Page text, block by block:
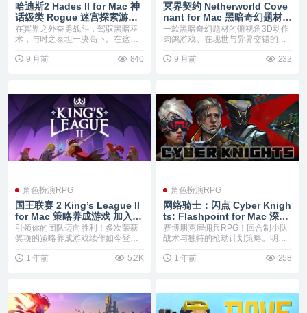
哈迪斯2 Hades II for Mac 神
话级类 Rogue 迷宫探索游戏
v1.133066
在冥界之外奋勇战斗，驾驭黑暗巫
术，与时之泰坦一决高下。在这款
9 月前
840
冥界契约 Netherworld Cove
nant for Mac 黑暗奇幻题材的
俯视角3D动作肉鸽游戏 v1.0.2
一款黑暗奇幻题材的俯视角3D动作
肉鸽游戏。在现世与异界交错的深
9 月前
232
角色扮演RPG
国王联赛 2 King’s League II
for Mac 策略养成游戏 加入国
王联赛，蓄势迎战！v4.0.0
引领你的团队迈向胜利！多次荣获
奖项的策略养成游戏续作如今登
1 年前
5.2K
角色扮演RPG
网络骑士：闪点 Cyber Knigh
ts: Flashpoint for Mac 深度
的战术角色扮演体验 v1.9.157
赛博朋克雇佣兵RPG！回合制小队
战术与独特的抢劫计划策略。明智
1 年前
258